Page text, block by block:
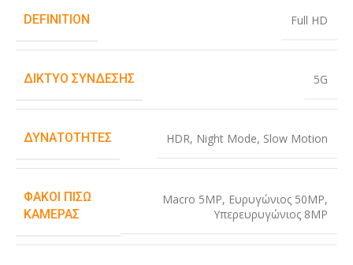
DEFINITION Full HD
ΔΊΚΤΥΟ ΣΎΝΔΕΣΗΣ 5G
ΔΥΝΑΤΌΤΗΤΕΣ HDR, Night Mode, Slow Motion
ΦΑΚΟΊ ΠΊΣΩ
ΚΆΜΕΡΑΣ
Macro 5MP, Ευρυγώνιος 50MP,
Υπερευρυγώνιος 8MP